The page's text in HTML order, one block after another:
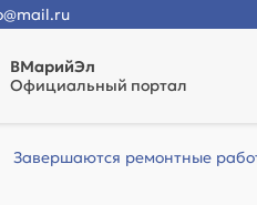
ВМарийЭл
Официальный портал
Завершаются ремонтные